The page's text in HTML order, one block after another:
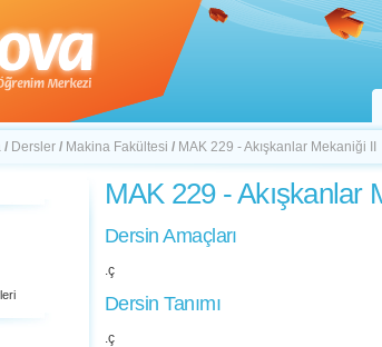
/ Dersler / Makina Fakültesi / MAK 229 - Akışkanlar Mekaniği II
MAK 229 - Akışkanlar
Dersin Amaçları
.ç
Dersin Tanımı
.ç